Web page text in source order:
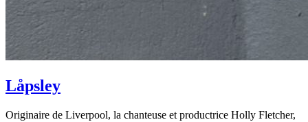
Låpsley
Originaire de Liverpool, la chanteuse et productrice Holly Fletcher,